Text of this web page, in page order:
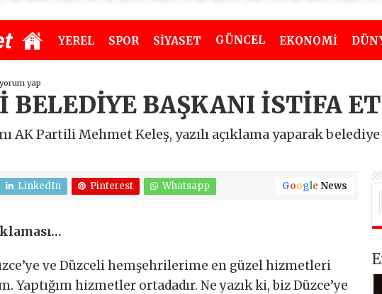
YEREL SPOR SİYASET GÜNCEL EKONOMİ
yorum yap
BELEDİYE BAŞKANI İSTİFA
AK Partili Mehmet Keleş, yazılı açıklama yaparak
LinkedIn Pinterest Whatsapp Google News
ve Düzceli hemşehrilerime en güzel hizmetleri
Yaptığım hizmetler ortadadır. Ne yazık ki, biz Düzce’ye